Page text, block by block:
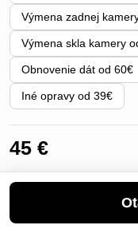
Výmena zadnej
Výmena skla kamery
Obnovenie dát od 60€
Iné opravy od 39€
45 €